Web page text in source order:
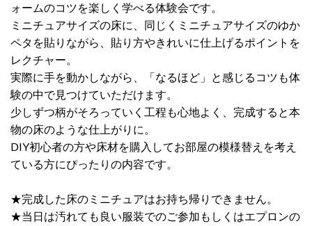
ォームのコツを楽しく学べる体験会です。
ミニチュアサイズの床に、同じくミニチュアサイズのゆか
ペタを貼りながら、貼り方やきれいに仕上げるポイントを
レクチャー。
実際に手を動かしながら、「なるほど」と感じるコツも体
験の中で見つけていただけます。
少しずつ柄がそろっていく工程も心地よく、完成すると本
物の床のような仕上がりに。
DIY初心者の方や床材を購入してお部屋の模様替えを考え
ている方にぴったりの内容です。
★完成した床のミニチュアはお持ち帰りできません。
★当日は汚れても良い服装でのご参加もしくはエプロンの